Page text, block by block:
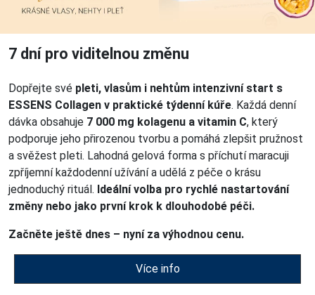
7 dní pro viditelnou změnu
Dopřejte své pleti, vlasům i nehtům intenzivní start s
ESSENS Collagen v praktické týdenní kúře. Každá denní
dávka obsahuje 7 000 mg kolagenu a vitamin C, který
podporuje jeho přirozenou tvorbu a pomáhá zlepšit pružnost
a svěžest pleti. Lahodná gelová forma s příchutí maracuji
zpříjemní každodenní užívání a udělá z péče o krásu
jednoduchý rituál. Ideální volba pro rychlé nastartování
změny nebo jako první krok k dlouhodobé péči.
Začněte ještě dnes – nyní za výhodnou cenu.
Více info